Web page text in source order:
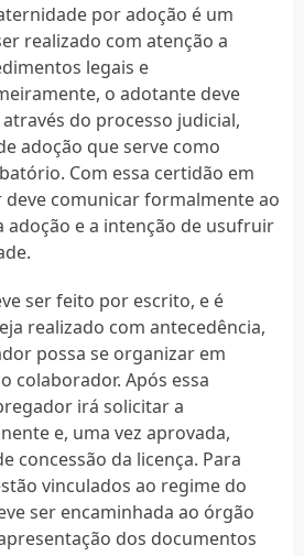
por adoção é um
realizado com atenção a
legais e
o adotante deve
do processo judicial,
adoção que serve como
Com essa certidão em
comunicar formalmente ao
adoção e a intenção de usufruir
ser feito por escrito, e é
realizado com antecedência,
possa se organizar em
colaborador. Após essa
irá solicitar a
e, uma vez aprovada,
concessão da licença. Para
vinculados ao regime do
ser encaminhada ao órgão
dos documentos